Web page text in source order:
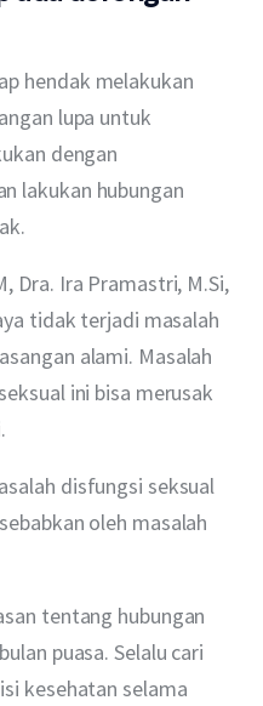
hendak melakukan
lupa untuk
dengan
lakukan hubungan
Dra. Ira Pramastri, M.Si,
tidak terjadi masalah
alami. Masalah
ini bisa merusak
disfungsi seksual
oleh masalah
tentang hubungan
puasa. Selalu cari
kesehatan selama